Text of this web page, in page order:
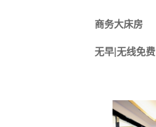
商务大床房
无早|无线免费